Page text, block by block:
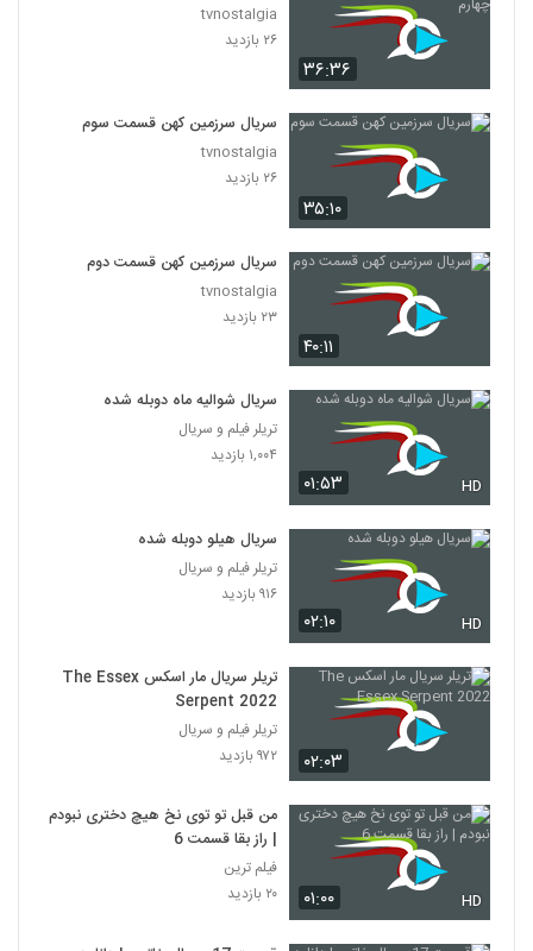
۳۶:۳۶
tvnostalgia
۲۶ بازدید
۳۵:۱۰
سریال سرزمین کهن قسمت سوم
tvnostalgia
۲۶ بازدید
۴۰:۱۱
سریال سرزمین کهن قسمت دوم
tvnostalgia
۲۳ بازدید
۰۱:۵۳ HD
سریال شوالیه ماه دوبله شده
تریلر فیلم و سریال
۱,۰۰۴ بازدید
۰۲:۱۰ HD
سریال هیلو دوبله شده
تریلر فیلم و سریال
۹۱۶ بازدید
۰۲:۰۳
تریلر سریال مار اسکس The Essex
Serpent 2022
تریلر فیلم و سریال
۹۷۲ بازدید
۰۱:۰۰ HD
من قبل تو توی نخ هیچ دختری نبودم
| راز بقا قسمت 6
فیلم ترین
۲۰ بازدید